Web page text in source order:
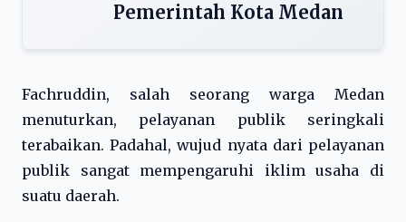
Pemerintah Kota Medan
Fachruddin, salah seorang warga Medan
menuturkan, pelayanan publik seringkali
terabaikan. Padahal, wujud nyata dari pelayanan
publik sangat mempengaruhi iklim usaha di
suatu daerah.